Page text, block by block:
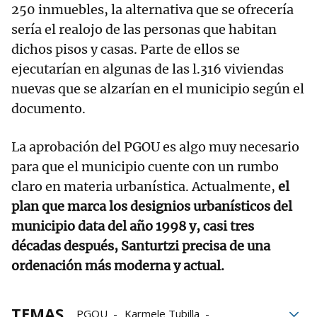
250 inmuebles, la alternativa que se ofrecería
sería el realojo de las personas que habitan
dichos pisos y casas. Parte de ellos se
ejecutarían en algunas de las l.316 viviendas
nuevas que se alzarían en el municipio según el
documento.
La aprobación del PGOU es algo muy necesario
para que el municipio cuente con un rumbo
claro en materia urbanística. Actualmente, el
plan que marca los designios urbanísticos del
municipio data del año 1998 y, casi tres
décadas después, Santurtzi precisa de una
ordenación más moderna y actual.
PGOU
Karmele Tubilla